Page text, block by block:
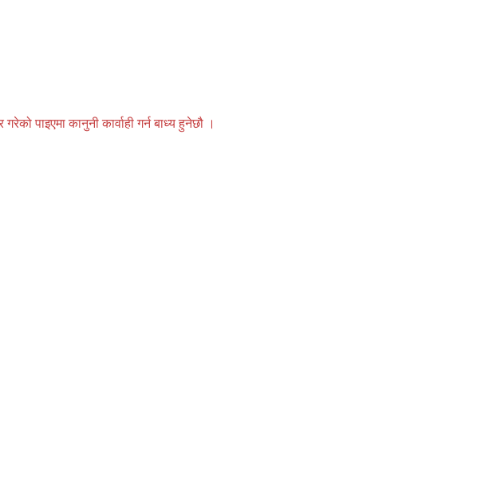
पाइएमा कानुनी कार्वाही गर्न बाध्य हुनेछौ ।